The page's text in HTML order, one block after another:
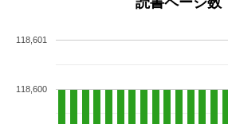
118,600
118,601